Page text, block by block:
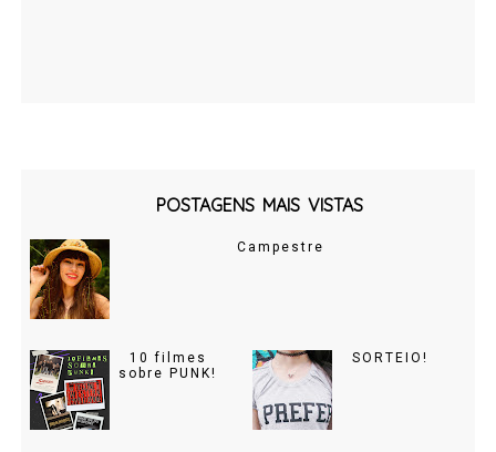
POSTAGENS MAIS VISTAS
Campestre
10 filmes
sobre PUNK!
SORTEIO!